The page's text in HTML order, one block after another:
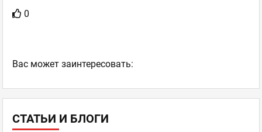
СТАТЬИ И БЛОГИ
0
Ваc может заинтересовать: